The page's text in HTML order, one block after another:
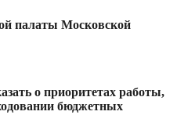
палаты Московской
о приоритетах работы,
бюджетных